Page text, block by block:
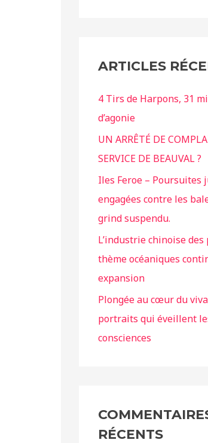
ARTICLES
4 Tirs de Harpons, 31
d’agonie
UN ARRÊTÉ DE
SERVICE DE BEAUVAL ?
Iles Feroe – Poursuites
engagées contre les
grind suspendu.
L’industrie chinoise des
thème océaniques
expansion
Plongée au cœur du
portraits qui éveillent
consciences
RÉCENTS